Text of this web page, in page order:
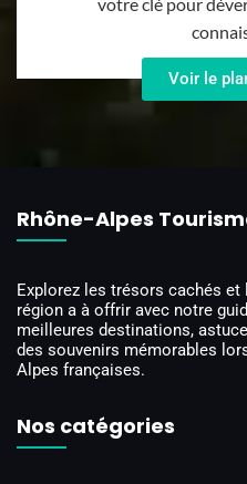
Voir le
Rhône-Alpes
Explorez les trésors cachés
région a à offrir avec notre
meilleures destinations,
des souvenirs mémorables
Alpes françaises.
Nos catégories